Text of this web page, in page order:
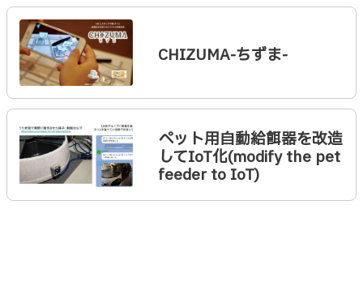
CHIZUMA-ちずま-
ペット用自動給餌器を改造
してIoT化(modify the pet
feeder to IoT)